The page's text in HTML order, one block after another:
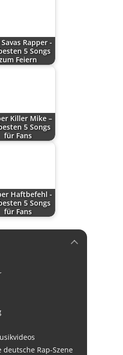
Rapper -
5 Songs
Feiern
Killer Mike –
5 Songs
für Fans
Haftbefehl -
5 Songs
für Fans
Rap-Szene